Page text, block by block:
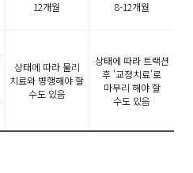
12개월 8-12개월
상태에 따라 물리
치료와 병행해야 할
수도 있음
상태에 따라 트랙션
후 '교정치료'로
마무리 해야 할
수도 있음